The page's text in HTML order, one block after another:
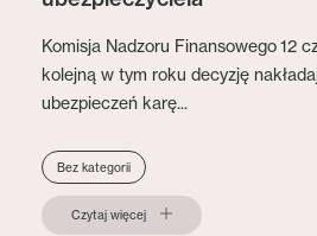
Komisja Nadzoru Finansowego 12
kolejną w tym roku decyzję
ubezpieczeń karę...
Bez kategorii
Czytaj więcej